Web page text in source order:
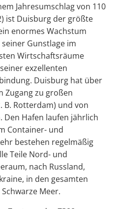
Jahresumschlag von 110
ist Duisburg der größte
enormes Wachstum
Gunstlage im
Wirtschaftsräume
exzellenten
Duisburg hat über
Zugang zu großen
B. Rotterdam) und von
Hafen laufen jährlich
Container- und
bestehen regelmäßig
Teile Nord- und
nach Russland,
in den gesamten
Meer.